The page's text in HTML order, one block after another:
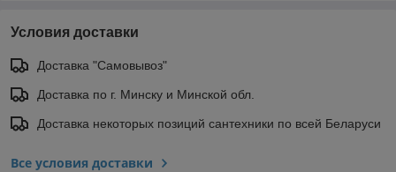
Условия доставки
Доставка "Самовывоз"
Доставка по г. Минску и Минской обл.
Доставка некоторых позиций сантехники по всей Беларуси
Все условия доставки